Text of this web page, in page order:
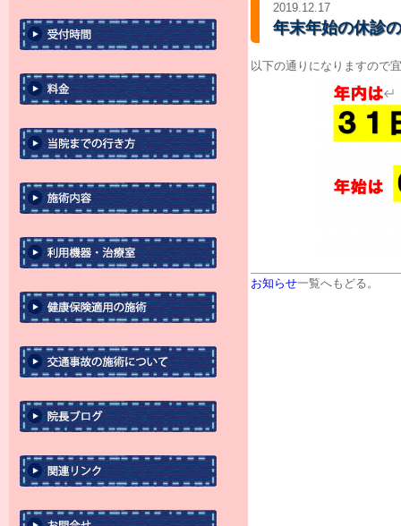
2019.12.17
年末年始の休診
以下の通りになりますので
お知らせ一覧へもどる。